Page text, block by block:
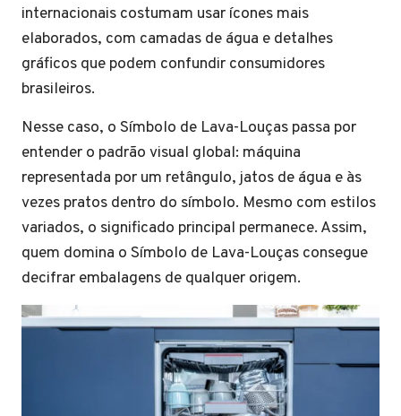
internacionais costumam usar ícones mais
elaborados, com camadas de água e detalhes
gráficos que podem confundir consumidores
brasileiros.
Nesse caso, o Símbolo de Lava-Louças passa por
entender o padrão visual global: máquina
representada por um retângulo, jatos de água e às
vezes pratos dentro do símbolo. Mesmo com estilos
variados, o significado principal permanece. Assim,
quem domina o Símbolo de Lava-Louças consegue
decifrar embalagens de qualquer origem.